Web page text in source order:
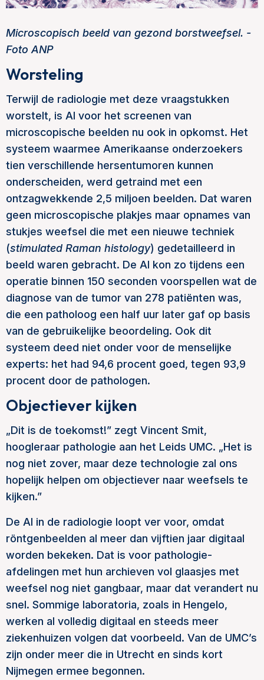
Microscopisch beeld van gezond borstweefsel. -
Foto ANP
Worsteling
Terwijl de radiologie met deze vraagstukken
worstelt, is AI voor het screenen van
microscopische beelden nu ook in opkomst. Het
systeem waarmee Amerikaanse onderzoekers
tien verschillende hersentumoren kunnen
onderscheiden, werd getraind met een
ontzagwekkende 2,5 miljoen beelden. Dat waren
geen microscopische plakjes maar opnames van
stukjes weefsel die met een nieuwe techniek
(stimulated Raman histology) gedetailleerd in
beeld waren gebracht. De AI kon zo tijdens een
operatie binnen 150 seconden voorspellen wat de
diagnose van de tumor van 278 patiënten was,
die een patholoog een half uur later gaf op basis
van de gebruikelijke beoordeling. Ook dit
systeem deed niet onder voor de menselijke
experts: het had 94,6 procent goed, tegen 93,9
procent door de pathologen.
Objectiever kijken
„Dit is de toekomst!” zegt Vincent Smit,
hoogleraar pathologie aan het Leids UMC. „Het is
nog niet zover, maar deze technologie zal ons
hopelijk helpen om objectiever naar weefsels te
kijken.”
De AI in de radiologie loopt ver voor, omdat
röntgenbeelden al meer dan vijftien jaar digitaal
worden bekeken. Dat is voor pathologie-
afdelingen met hun archieven vol glaasjes met
weefsel nog niet gangbaar, maar dat verandert nu
snel. Sommige laboratoria, zoals in Hengelo,
werken al volledig digitaal en steeds meer
ziekenhuizen volgen dat voorbeeld. Van de UMC’s
zijn onder meer die in Utrecht en sinds kort
Nijmegen ermee begonnen.